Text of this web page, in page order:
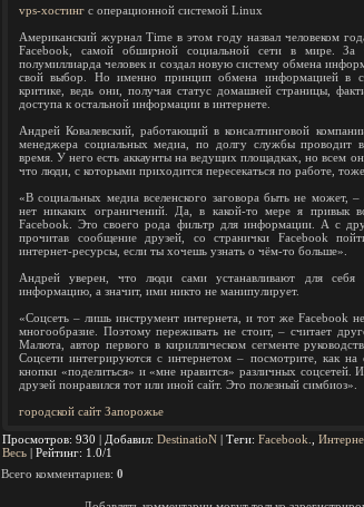
vps-хостинг с операционной системой Linux
Американский журнал Time в этом году назвал человеком
Facebook, самой обширной социальной сети в мире.
полумиллиарда человек и создал новую систему обмена
свой выбор. Но именно принцип обмена информацией в
критике, ведь они, получая статус домашней страницы,
доступа к остальной информации в интернете.
Андрей Ковалевский, работающий в консалтинговой
менеджера социальных медиа, по долгу службы проводит
время. У него есть аккаунты на ведущих площадках, но всем
что люди, с которыми приходится пересекаться по работе,
«В социальных медиа вселенского заговора быть не может, –
нет никаких ограничений. Да, в какой-то мере я привык
Facebook. Это своего рода фильтр для информации. А с
прочитав сообщение друзей, со странички Facebook
интернет-ресурсы, если ты хочешь узнать о чём-то больше».
Андрей уверен, что люди сами устанавливают для
информацию, а значит, ими никто не манипулирует.
«Соцсеть – лишь инструмент интернета, и тот же Facebook
многообразие. Поэтому переживать не стоит, – считает
Малюта, автор первого в кириллическом сегменте
Соцсети интегрируются с интернетом – посмотрите, как на
кнопки «поделиться» и «мне нравится» различных соцсетей.
друзей понравился тот или иной сайт. Это полезный симбиоз».
городской сайт Запорожье
Просмотров: 930 | Добавил: DestinatioN | Теги: Facebook.
Весь | Рейтинг: 1.0/1
Всего комментариев: 0